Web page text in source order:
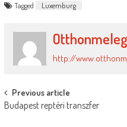
Tagged Luxemburg
http://
Post
navigation
Previous article
Budapest reptéri transzfer